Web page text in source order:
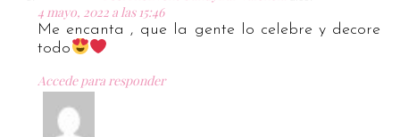
4 mayo, 2022 a las 15:46
Me encanta , que la gente lo celebre y decore
todo
Accede para responder